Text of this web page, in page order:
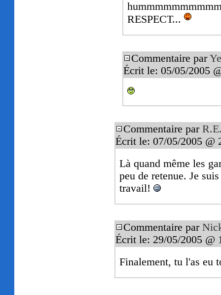
RESPECT...
Commentaire par
Écrit le: 05/05/2005
Commentaire par
Écrit le: 07/05/2005 @
Là quand même les
peu de retenue. Je
travail!
Commentaire par
Écrit le: 29/05/2005 @
Finalement, tu l'as eu